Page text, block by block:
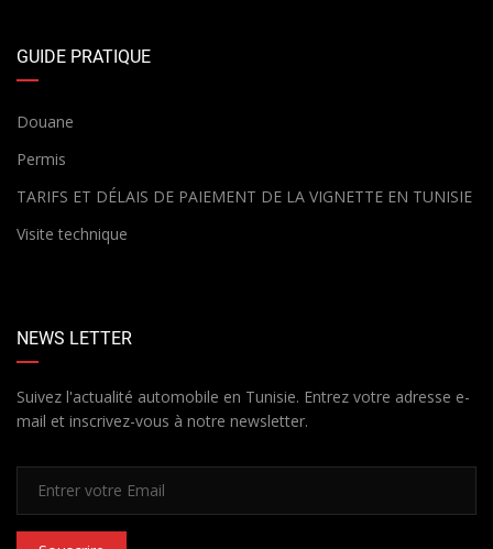
GUIDE PRATIQUE
Douane
Permis
TARIFS ET DÉLAIS DE PAIEMENT DE LA VIGNETTE EN TUNISIE
Visite technique
NEWS LETTER
Suivez l'actualité automobile en Tunisie. Entrez votre adresse e-
mail et inscrivez-vous à notre newsletter.